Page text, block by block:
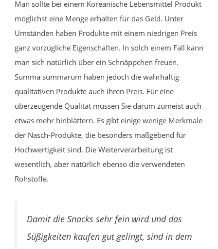
Man sollte bei einem Koreanische Lebensmittel Produkt
möglichst eine Menge erhalten für das Geld. Unter
Umständen haben Produkte mit einem niedrigen Preis
ganz vorzügliche Eigenschaften. In solch einem Fall kann
man sich natürlich über ein Schnäppchen freuen.
Summa summarum haben jedoch die wahrhaftig
qualitativen Produkte auch ihren Preis. Für eine
überzeugende Qualität müssen Sie darum zumeist auch
etwas mehr hinblättern. Es gibt einige wenige Merkmale
der Nasch-Produkte, die besonders maßgebend für
Hochwertigkeit sind. Die Weiterverarbeitung ist
wesentlich, aber natürlich ebenso die verwendeten
Rohstoffe.
Damit die Snacks sehr fein wird und das
Süßigkeiten kaufen gut gelingt, sind in dem